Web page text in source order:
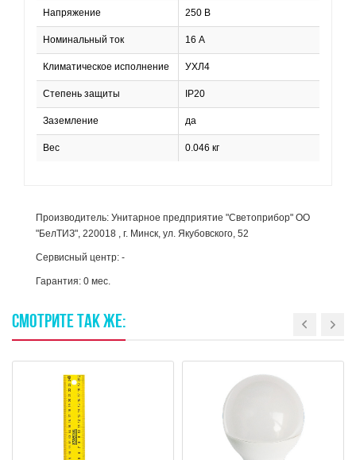
Напряжение 250 В
Номинальный ток 16 А
Климатическое исполнение УХЛ4
Степень защиты IP20
Заземление да
Вес 0.046 кг
Производитель: Унитарное предприятие "Светоприбор" ОО
"БелТИЗ", 220018 , г. Минск, ул. Якубовского, 52
Сервисный центр: -
Гарантия: 0 мес.
СМОТРИТЕ ТАКЖЕ: